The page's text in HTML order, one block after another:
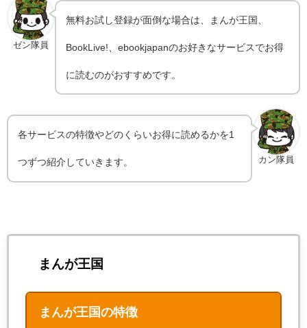
ゼン隊員
無料お試し登録が面倒な場合は、まんが王国、
BookLive!、ebookjapanのお好きなサービスでお得
に読むのがおすすめです。
カン隊員
各サービスの特徴やどのくらいお得に読めるかを1
つずつ紹介していきます。
まんが王国
まんが王国の特徴